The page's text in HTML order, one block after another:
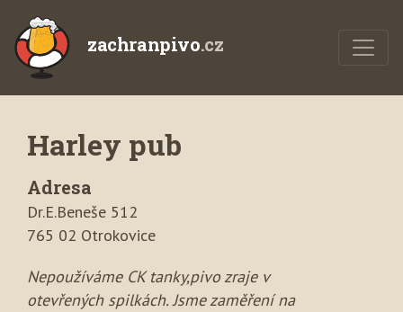
zachranpivo.cz
Harley pub
Adresa
Dr.E.Beneše 512
765 02 Otrokovice
Nepoužíváme CK tanky,pivo zraje v
otevřených spilkách. Jsme zaměření na